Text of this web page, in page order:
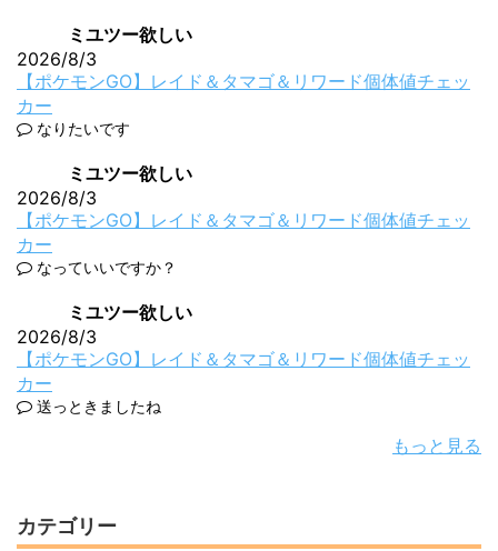
ミユツー欲しい
2026/8/3
【ポケモンGO】レイド＆タマゴ＆リワード個体値チェッ
カー
なりたいです
ミユツー欲しい
2026/8/3
【ポケモンGO】レイド＆タマゴ＆リワード個体値チェッ
カー
なっていいですか？
ミユツー欲しい
2026/8/3
【ポケモンGO】レイド＆タマゴ＆リワード個体値チェッ
カー
送っときましたね
もっと見る
カテゴリー